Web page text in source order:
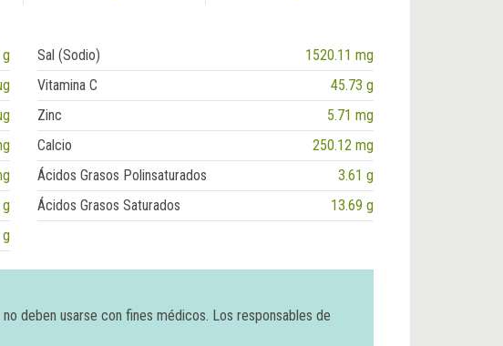
Sal (Sodio)
1520.11 mg
Vitamina C
45.73 g
Zinc
5.71 mg
Calcio
250.12 mg
Ácidos Grasos Polinsaturados
3.61 g
Ácidos Grasos Saturados
13.69 g
deben usarse con fines médicos. Los responsables de